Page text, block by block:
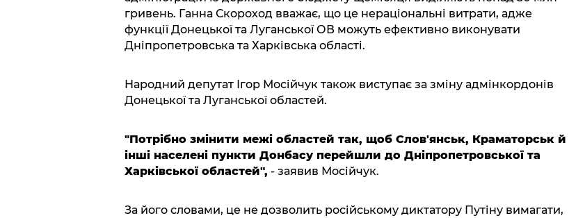
гривень. Ганна Скороход вважає, що це нераціональні витрати, адже
функції Донецької та Луганської ОВ можуть ефективно виконувати
Дніпропетровська та Харківська області.
Народний депутат Ігор Мосійчук також виступає за зміну адмінкордонів
Донецької та Луганської областей.
"Потрібно змінити межі областей так, щоб Слов'янськ, Краматорськ й
інші населені пункти Донбасу перейшли до Дніпропетровської та
Харківської областей", - заявив Мосійчук.
За його словами, це не дозволить російському диктатору Путіну вимагати,